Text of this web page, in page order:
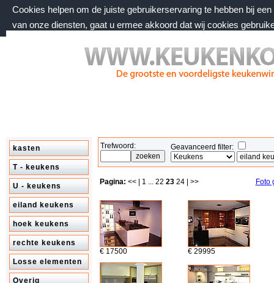
Cookies helpen om de juiste gebruikerservaring te hebben bij
van onze diensten, gaat u ermee akkoord dat wij cookies
vrijdag 7 augustus 2026, 16:57 uur
Welkom bij keukenkorting.nl
kasten
T - keukens
U - keukens
eiland keukens
hoek keukens
rechte keukens
Losse elementen
Overig
Trefwoord: Geavanceerd filter:
Pagina: << | 1 ... 22 23 24 | >> Foto
€ 17500 € 29995